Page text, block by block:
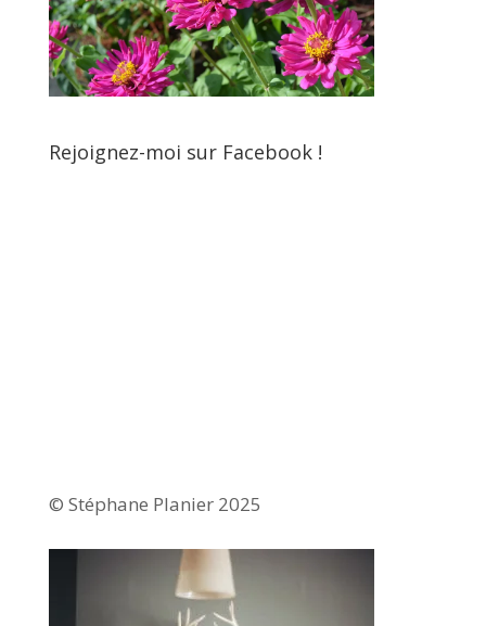
Rejoignez-moi sur Facebook !
© Stéphane Planier 2025